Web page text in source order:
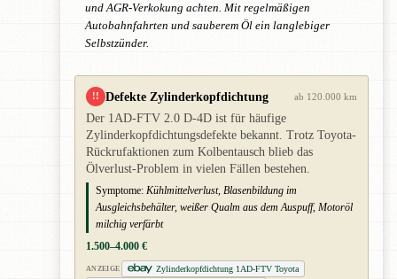
und AGR-Verkokung achten. Mit regelmäßigen
Autobahnfahrten und sauberem Öl ein langlebiger
Selbstzünder.
!! Defekte Zylinderkopfdichtung ab 120.000 km
Der 1AD-FTV 2.0 D-4D ist für häufige
Zylinderkopfdichtungsdefekte bekannt. Trotz Toyota-
Rückrufaktionen zum Kolbentausch blieb das
Ölverlust-Problem in vielen Fällen bestehen.
Symptome: Kühlmittelverlust, Blasenbildung im
Ausgleichsbehälter, weißer Qualm aus dem Auspuff, Motoröl
milchig verfärbt
1.500–4.000 €
ANZEIGE Zylinderkopfdichtung 1AD-FTV Toyota